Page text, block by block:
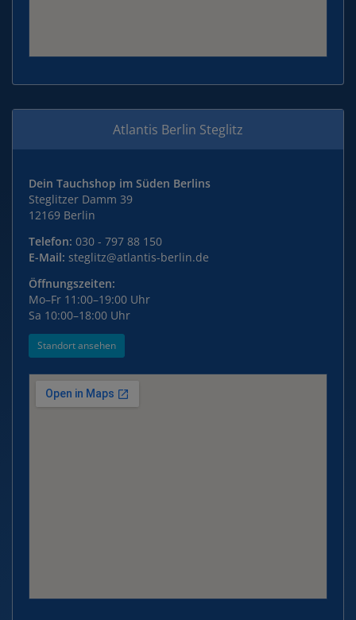
Atlantis Berlin Steglitz
Dein Tauchshop im Süden Berlins
Steglitzer Damm 39
12169 Berlin
Telefon: 030 - 797 88 150
E-Mail: steglitz@atlantis-berlin.de
Öffnungszeiten:
Mo–Fr 11:00–19:00 Uhr
Sa 10:00–18:00 Uhr
Standort ansehen